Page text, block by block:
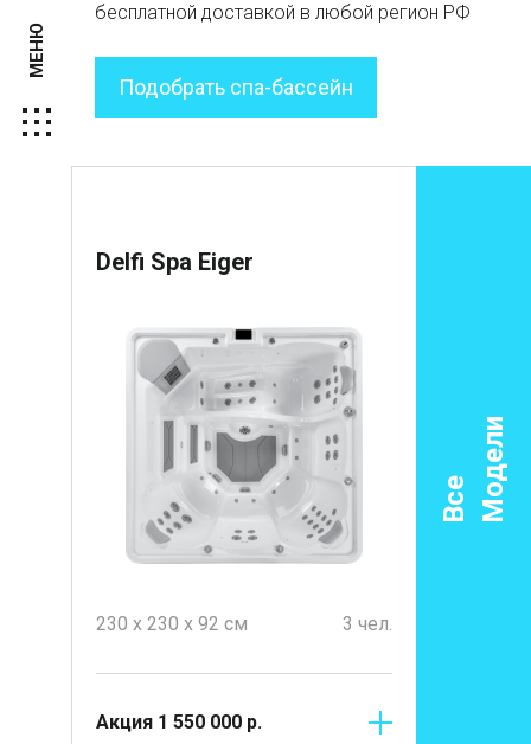
МЕНЮ
бесплатной доставкой в любой регион РФ
Подобрать спа-бассейн
Delfi Spa Eiger
230 х 230 х 92 см 3 чел.
Акция 1 550 000 р.
Все Модели